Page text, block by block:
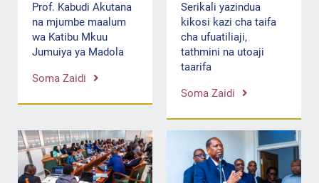
Prof. Kabudi Akutana
na mjumbe maalum
wa Katibu Mkuu
Jumuiya ya Madola
Soma Zaidi
Serikali yazindua
kikosi kazi cha taifa
cha ufuatiliaji,
tathmini na utoaji
taarifa
Soma Zaidi